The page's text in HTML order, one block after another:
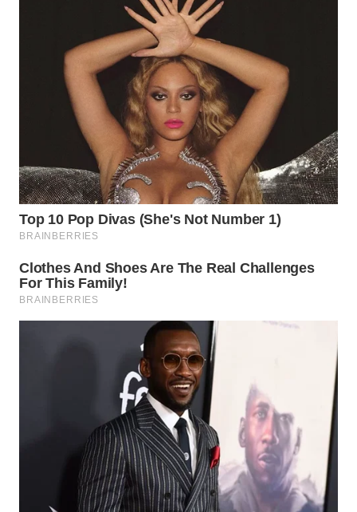
DEPOK
TAPANULI
WN
SAMOSIR
WN
LAWAS
WN
SUMEDANG
KEPULAUAN